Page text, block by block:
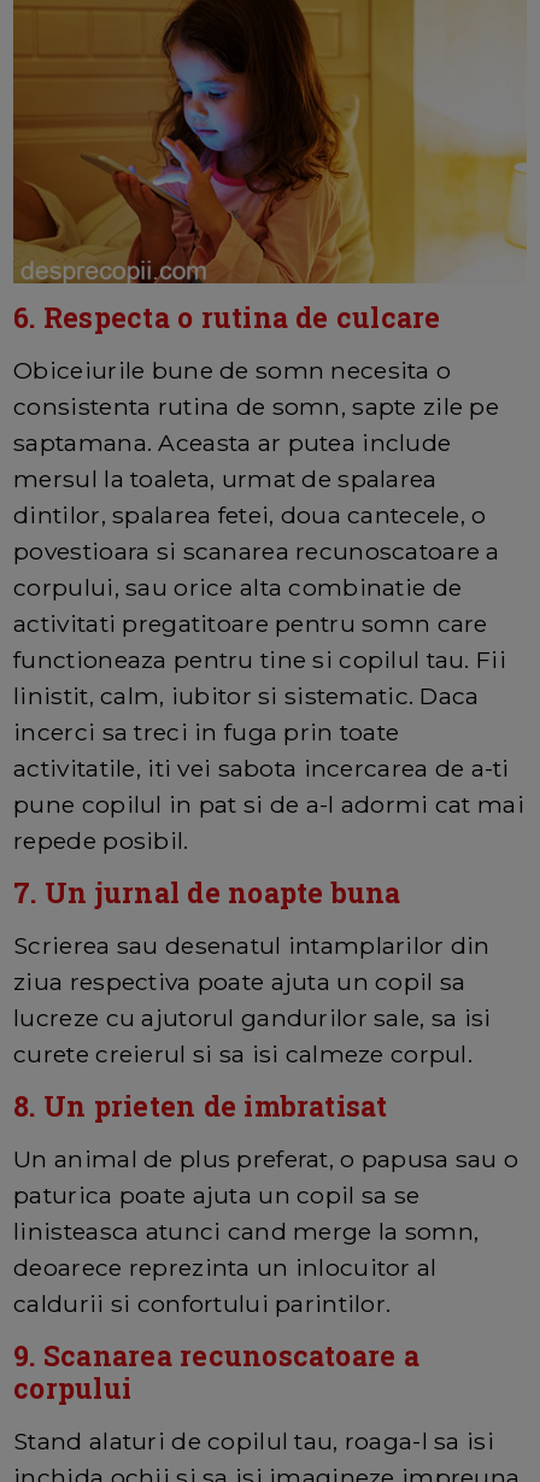
6. Respecta o rutina de culcare
Obiceiurile bune de somn necesita o
consistenta rutina de somn, sapte zile pe
saptamana. Aceasta ar putea include
mersul la toaleta, urmat de spalarea
dintilor, spalarea fetei, doua cantecele, o
povestioara si scanarea recunoscatoare a
corpului, sau orice alta combinatie de
activitati pregatitoare pentru somn care
functioneaza pentru tine si copilul tau. Fii
linistit, calm, iubitor si sistematic. Daca
incerci sa treci in fuga prin toate
activitatile, iti vei sabota incercarea de a-ti
pune copilul in pat si de a-l adormi cat mai
repede posibil.
7. Un jurnal de noapte buna
Scrierea sau desenatul intamplarilor din
ziua respectiva poate ajuta un copil sa
lucreze cu ajutorul gandurilor sale, sa isi
curete creierul si sa isi calmeze corpul.
8. Un prieten de imbratisat
Un animal de plus preferat, o papusa sau o
paturica poate ajuta un copil sa se
linisteasca atunci cand merge la somn,
deoarece reprezinta un inlocuitor al
caldurii si confortului parintilor.
9. Scanarea recunoscatoare a
corpului
Stand alaturi de copilul tau, roaga-l sa isi